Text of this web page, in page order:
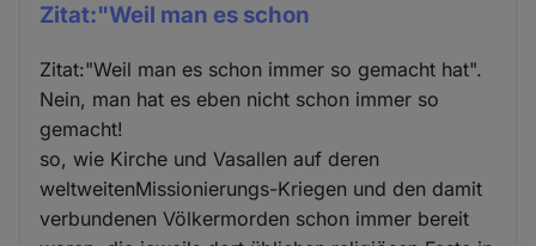
Zitat:"Weil man es schon
Zitat:"Weil man es schon immer so gemacht hat".
Nein, man hat es eben nicht schon immer so
gemacht!
so, wie Kirche und Vasallen auf deren
weltweitenMissionierungs-Kriegen und den damit
verbundenen Völkermorden schon immer bereit